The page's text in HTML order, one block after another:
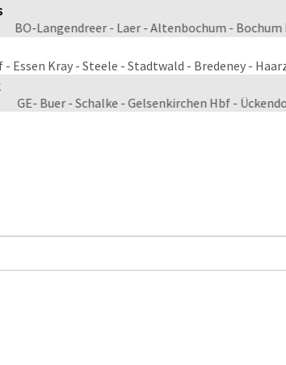
BO-Langendreer - Laer - Altenbochum -
Essen Kray - Steele - Stadtwald - Bredeney -
GE- Buer - Schalke - Gelsenkirchen Hbf -